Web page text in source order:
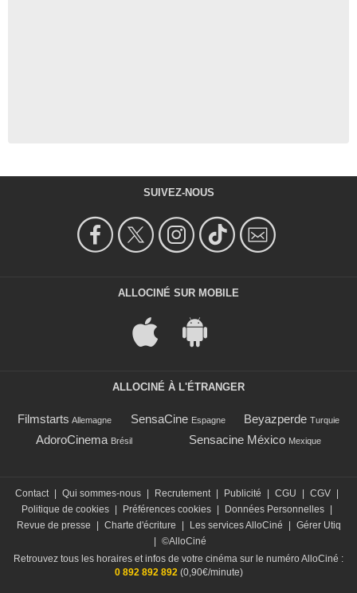
SUIVEZ-NOUS
ALLOCINÉ SUR MOBILE
ALLOCINÉ À L'ÉTRANGER
Filmstarts Allemagne SensaCine Espagne Beyazperde Turquie
AdoroCinema Brésil Sensacine México Mexique
Contact Qui sommes-nous Recrutement Publicité CGU CGV
Politique de cookies
Préférences cookies Données Personnelles
Revue de presse
Charte d'écriture Les services AlloCiné
Gérer Utiq
©AlloCiné
Retrouvez tous les horaires et infos de votre cinéma sur le numéro AlloCiné :
0 892 892 892(0,90€/minute)